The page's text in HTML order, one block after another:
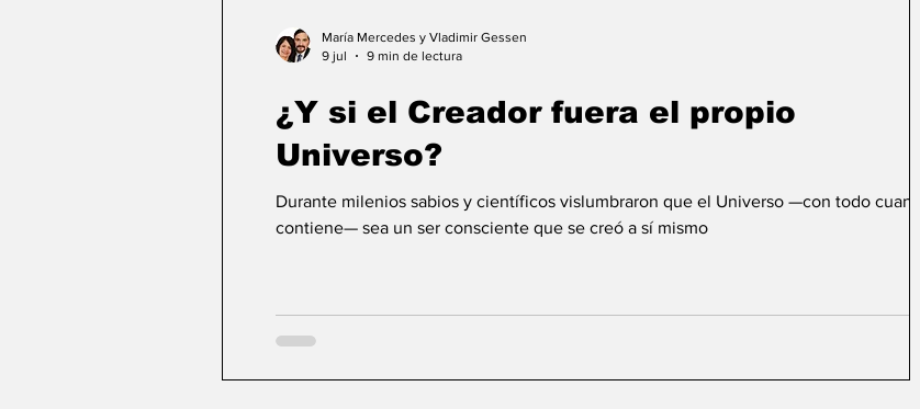
¿Y si el Creador fuera el propio
Universo?
Durante milenios sabios y científicos vislumbraron que el Universo —con todo cuanto
contiene— sea un ser consciente que se creó a sí mismo
María Mercedes y Vladimir Gessen
9 jul
9 min de lectura